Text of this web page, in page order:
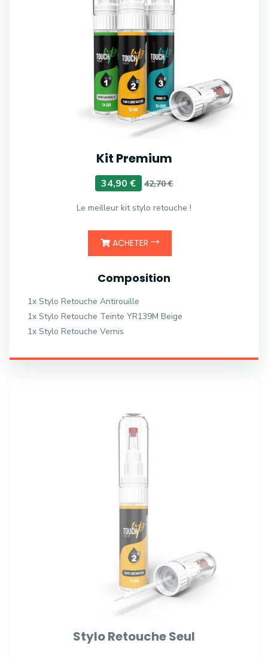
Kit Premium
34,90 € 42,70 €
Le meilleur kit stylo retouche !
ACHETER
Composition
1x Stylo Retouche Antirouille
1x Stylo Retouche Teinte YR139M Beige
1x Stylo Retouche Vernis
Stylo Retouche Seul